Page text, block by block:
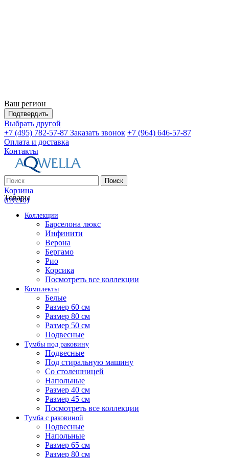
Ваш регион
Подтвердить
Выбрать другой
+7 (495) 782-57-87 Заказать звонок +7 (964) 646-57-87
Оплата и доставка
Контакты
Поиск
Корзина
(пусто)
Товары
Коллекции
Барселона люкс
Инфинити
Верона
Бергамо
Рио
Корсика
Посмотреть все коллекции
Комплекты
Белые
Размер 60 см
Размер 80 см
Размер 50 см
Подвесные
Тумбы под раковину
Подвесные
Под стиральную машину
Со столешницей
Напольные
Размер 40 см
Размер 45 см
Посмотреть все коллекции
Тумба с раковиной
Подвесные
Напольные
Размер 65 см
Размер 80 см